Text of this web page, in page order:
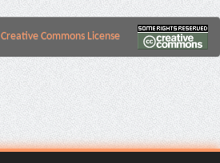
Creative Commons License